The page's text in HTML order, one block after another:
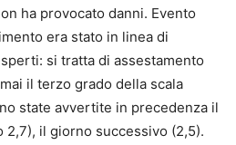
ha provocato danni. Evento
era stato in linea di
si tratta di assestamento
il terzo grado della scala
state avvertite in precedenza il
2,7), il giorno successivo (2,5).